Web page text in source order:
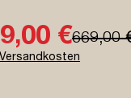
€669,00